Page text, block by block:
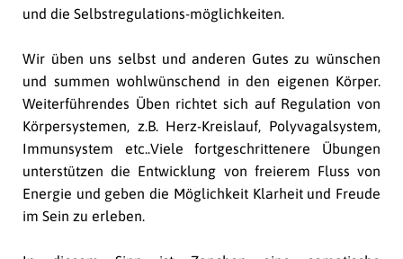
und die Selbstregulations-möglichkeiten.
Wir üben uns selbst und anderen Gutes zu wünschen
und summen wohlwünschend in den eigenen Körper.
Weiterführendes Üben richtet sich auf Regulation von
Körpersystemen, z.B. Herz-Kreislauf, Polyvagalsystem,
Immunsystem etc..Viele fortgeschrittenere Übungen
unterstützen die Entwicklung von freierem Fluss von
Energie und geben die Möglichkeit Klarheit und Freude
im Sein zu erleben.